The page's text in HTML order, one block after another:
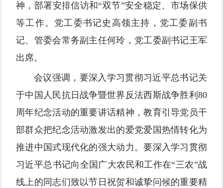
神，部署安排信访和“双节”安全稳定、市场保供
等工作。党工委书记史高领主持，党工委副书
记、管委会常务副主任何玲，党工委副书记王军
出席。
会议强调，要深入学习贯彻习近平总书记关
于中国人民抗日战争暨世界反法西斯战争胜利80
周年纪念活动的重要讲话精神，教育引导党员干
部群众把纪念活动激发出的爱党爱国热情转化为
推进中国式现代化的强大动力。要深入学习贯彻
习近平总书记向全国广大农民和工作在“三农”战
线上的同志们致以节日祝贺和诚挚问候的重要精